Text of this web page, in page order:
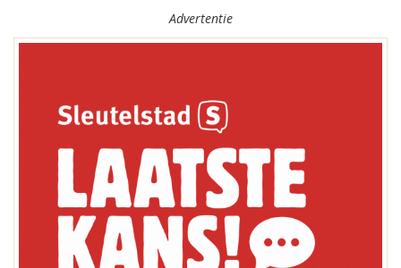
Advertentie